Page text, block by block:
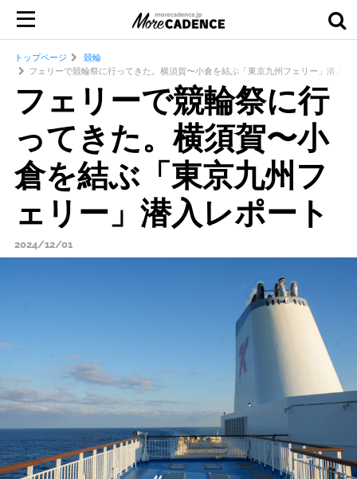
トップページ
競輪
フェリーで競輪祭に行ってきた。横須賀〜小倉を結ぶ「東京九州フェリー」潜入レ
フェリーで競輪祭に行
ってきた。横須賀〜小
倉を結ぶ「東京九州フ
ェリー」潜入レポート
2024/12/01